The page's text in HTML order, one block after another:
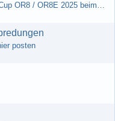
[13.06.-15.06.2025] 5ter Lauf HessenCup OR8 / OR8E 2025 beim MSC Ober-Mörlen e.V.
posten